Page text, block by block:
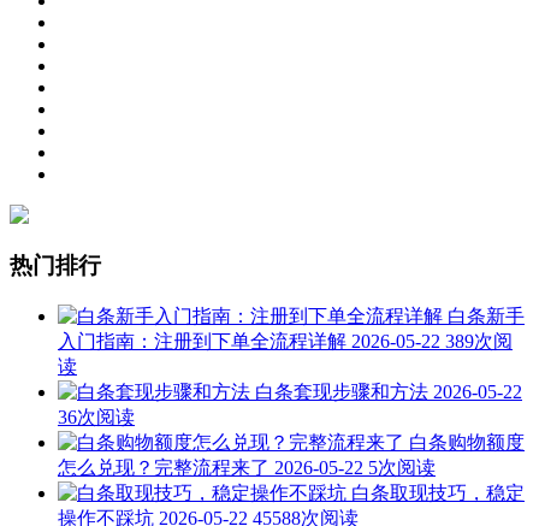
热门排行
白条新手
入门指南：注册到下单全流程详解 2026-05-22 389次阅
读
白条套现步骤和方法 2026-05-22
36次阅读
白条购物额度
怎么兑现？完整流程来了 2026-05-22 5次阅读
白条取现技巧，稳定
操作不踩坑 2026-05-22 45588次阅读